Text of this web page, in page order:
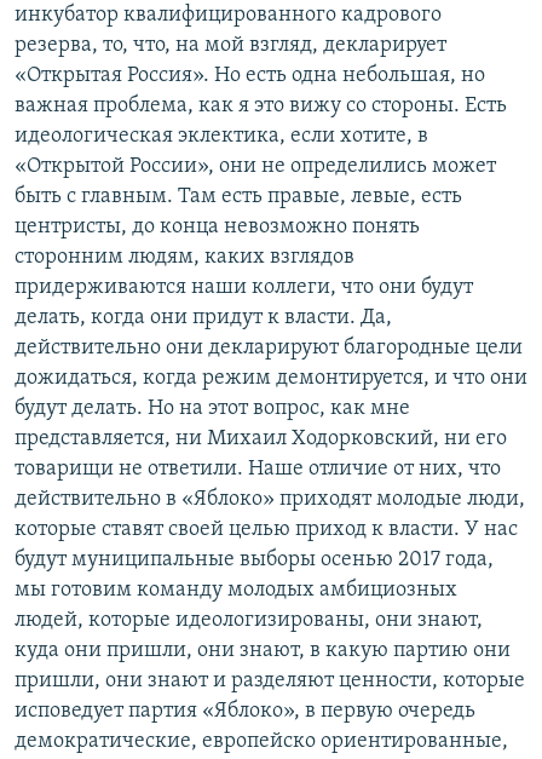
инкубатор квалифицированного кадрового
резерва, то, что, на мой взгляд, декларирует
«Открытая Россия». Но есть одна небольшая, но
важная проблема, как я это вижу со стороны. Есть
идеологическая эклектика, если хотите, в
«Открытой России», они не определились может
быть с главным. Там есть правые, левые, есть
центристы, до конца невозможно понять
сторонним людям, каких взглядов
придерживаются наши коллеги, что они будут
делать, когда они придут к власти. Да,
действительно они декларируют благородные цели
дожидаться, когда режим демонтируется, и что они
будут делать. Но на этот вопрос, как мне
представляется, ни Михаил Ходорковский, ни его
товарищи не ответили. Наше отличие от них, что
действительно в «Яблоко» приходят молодые люди,
которые ставят своей целью приход к власти. У нас
будут муниципальные выборы осенью 2017 года,
мы готовим команду молодых амбициозных
людей, которые идеологизированы, они знают,
куда они пришли, они знают, в какую партию они
пришли, они знают и разделяют ценности, которые
исповедует партия «Яблоко», в первую очередь
демократические, европейско ориентированные,